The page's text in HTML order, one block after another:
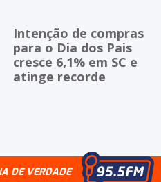
Intenção de compras
para o Dia dos Pais
cresce 6,1% em SC e
atinge recorde
DE VERDADE